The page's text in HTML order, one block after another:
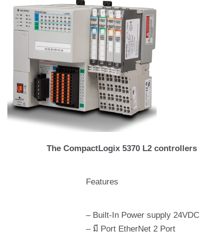
The CompactLogix 5370 L2 controllers
Features
– Built-In Power supply 24VDC
– มี Port EtherNet 2 Port